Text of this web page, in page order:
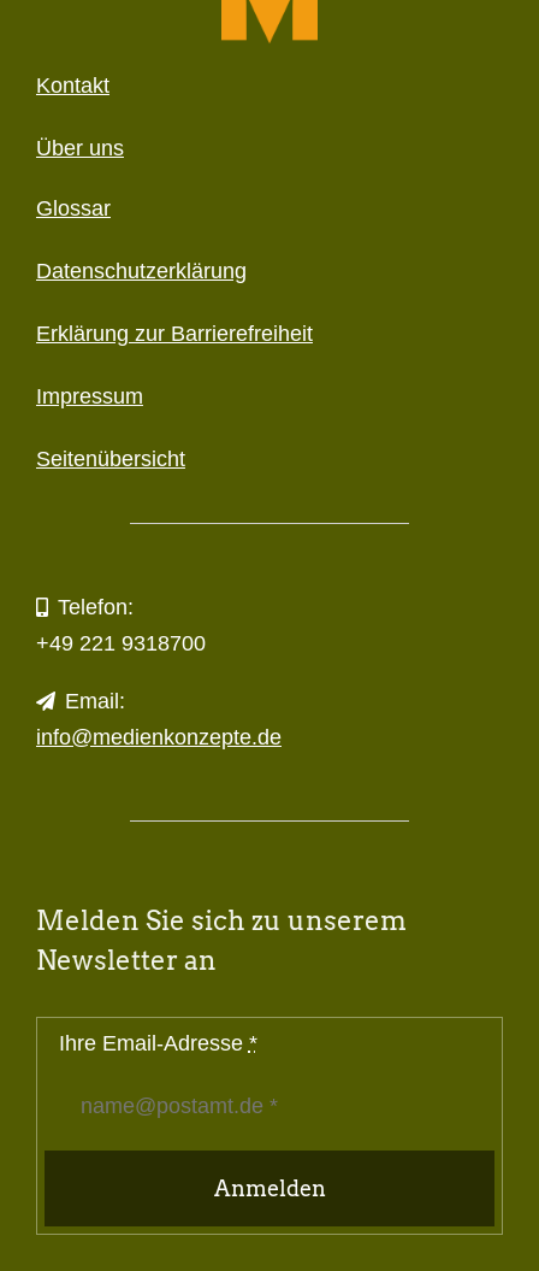
Kontakt
Über uns
Glossar
Datenschutzerklärung
Erklärung zur Barriere­freiheit
Impressum
Seitenübersicht
Telefon:
+49 221 9318700
Email:
info@medienkonzepte.de
Melden Sie sich zu unserem
Newsletter an
Ihre Email-Adresse *
Anmelden